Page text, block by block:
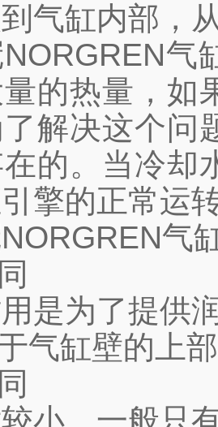
气缸内部，
气
的热量，如
解决这个问
的。当冷却
擎的正常运
气
是为了提供
气缸壁的上